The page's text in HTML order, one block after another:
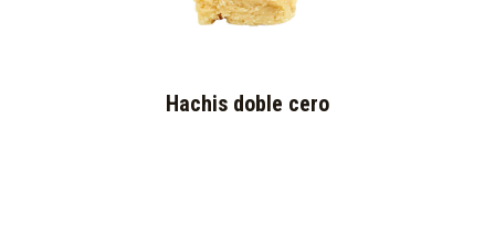
Hachis doble cero